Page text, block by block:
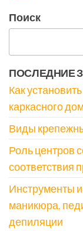
Поиск
ПОСЛЕДНИЕ
Как
каркасного
Виды
Роль центров
соответствия
Инструменты
маникюра,
депиляции